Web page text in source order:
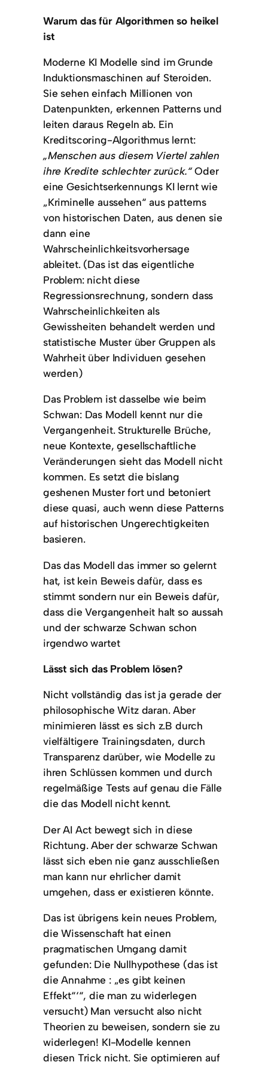
Warum das für Algorithmen so heikel
ist
Moderne KI Modelle sind im Grunde
Induktionsmaschinen auf Steroiden.
Sie sehen einfach Millionen von
Datenpunkten, erkennen Patterns und
leiten daraus Regeln ab. Ein
Kreditscoring-Algorithmus lernt:
„Menschen aus diesem Viertel zahlen
ihre Kredite schlechter zurück.“Oder
eine Gesichtserkennungs KI lernt wie
„Kriminelle aussehen“ aus patterns
von historischen Daten, aus denen sie
dann eine
Wahrscheinlichkeitsvorhersage
ableitet. (Das ist das eigentliche
Problem: nicht diese
Regressionsrechnung, sondern dass
Wahrscheinlichkeiten als
Gewissheiten behandelt werden und
statistische Muster über Gruppen als
Wahrheit über Individuen gesehen
werden)
Das Problem ist dasselbe wie beim
Schwan: Das Modell kennt nur die
Vergangenheit. Strukturelle Brüche,
neue Kontexte, gesellschaftliche
Veränderungen sieht das Modell nicht
kommen. Es setzt die bislang
geshenen Muster fort und betoniert
diese quasi, auch wenn diese Patterns
auf historischen Ungerechtigkeiten
basieren.
Das das Modell das immer so gelernt
hat, ist kein Beweis dafür, dass es
stimmt sondern nur ein Beweis dafür,
dass die Vergangenheit halt so aussah
und der schwarze Schwan schon
irgendwo wartet
Lässt sich das Problem lösen?
Nicht vollständig das ist ja gerade der
philosophische Witz daran. Aber
minimieren lässt es sich z.B durch
vielfältigere Trainingsdaten, durch
Transparenz darüber, wie Modelle zu
ihren Schlüssen kommen und durch
regelmäßige Tests auf genau die Fälle
die das Modell nicht kennt.
Der AI Act bewegt sich in diese
Richtung. Aber der schwarze Schwan
lässt sich eben nie ganz ausschließen
man kann nur ehrlicher damit
umgehen, dass er existieren könnte.
Das ist übrigens kein neues Problem,
die Wissenschaft hat einen
pragmatischen Umgang damit
gefunden: Die Nullhypothese (das ist
die Annahme : „es gibt keinen
Effekt“‘“, die man zu widerlegen
versucht) Man versucht also nicht
Theorien zu beweisen, sondern sie zu
widerlegen! KI-Modelle kennen
diesen Trick nicht. Sie optimieren auf